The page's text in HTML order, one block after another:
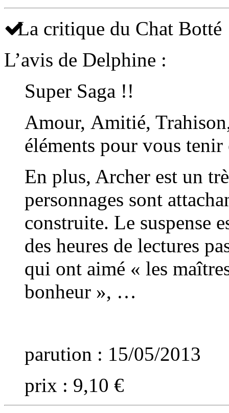
La critique du Chat Botté
L’avis de Delphine :
Super Saga !!
Amour, Amitié,
éléments pour vous tenir
En plus, Archer est un
personnages sont
construite. Le suspense
des heures de lectures
qui ont aimé « les
bonheur », …
parution : 15/05/2013
prix : 9,10 €